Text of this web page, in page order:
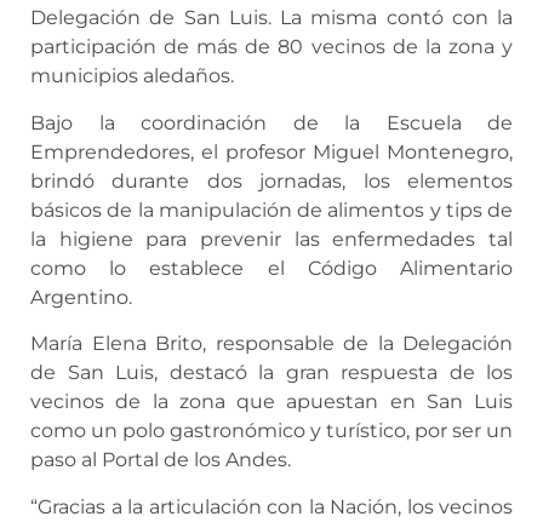
Delegación de San Luis. La misma contó con la
participación de más de 80 vecinos de la zona y
municipios aledaños.
Bajo la coordinación de la Escuela de
Emprendedores, el profesor Miguel Montenegro,
brindó durante dos jornadas, los elementos
básicos de la manipulación de alimentos y tips de
la higiene para prevenir las enfermedades tal
como lo establece el Código Alimentario
Argentino.
María Elena Brito, responsable de la Delegación
de San Luis, destacó la gran respuesta de los
vecinos de la zona que apuestan en San Luis
como un polo gastronómico y turístico, por ser un
paso al Portal de los Andes.
“Gracias a la articulación con la Nación, los vecinos